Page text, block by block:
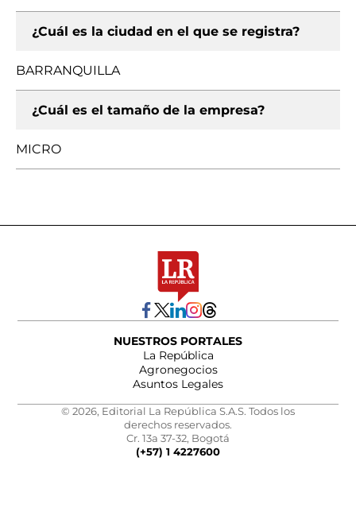
¿Cuál es la ciudad en el que se registra?
BARRANQUILLA
¿Cuál es el tamaño de la empresa?
MICRO
NUESTROS PORTALES
La República
Agronegocios
Asuntos Legales
© 2026, Editorial La República S.A.S. Todos los
derechos reservados.
Cr. 13a 37-32, Bogotá
(+57) 1 4227600